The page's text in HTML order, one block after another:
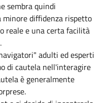
sembra quindi
diffidenza rispetto
reale e una certa facilità
adulti ed esperti
di cautela nell'interagire
è generalmente